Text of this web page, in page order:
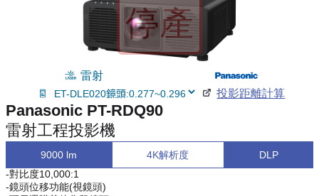
雷射
投影距離計算
Panasonic PT-RDQ90
雷射工程投影機
9000 lm 4K解析度
DLP
-對比度10,000:1
-鏡頭位移功能(視鏡頭)